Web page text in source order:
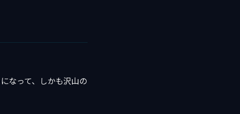
なって、しかも沢山の